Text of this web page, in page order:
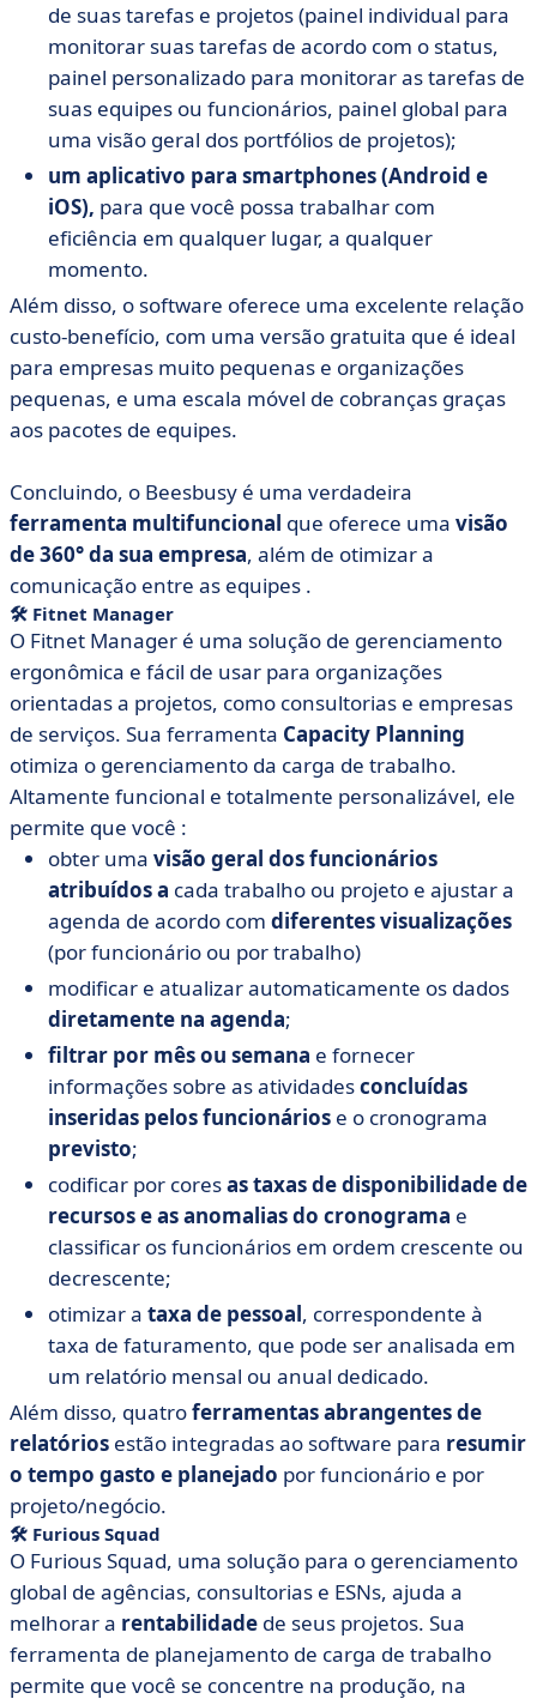
de suas tarefas e projetos (painel individual para
monitorar suas tarefas de acordo com o status,
painel personalizado para monitorar as tarefas de
suas equipes ou funcionários, painel global para
uma visão geral dos portfólios de projetos);
um aplicativo para smartphones (Android e
iOS), para que você possa trabalhar com
eficiência em qualquer lugar, a qualquer
momento.
Além disso, o software oferece uma excelente relação
custo-benefício, com uma versão gratuita que é ideal
para empresas muito pequenas e organizações
pequenas, e uma escala móvel de cobranças graças
aos pacotes de equipes.
Concluindo, o Beesbusy é uma verdadeira
ferramenta multifuncional que oferece uma visão
de 360° da sua empresa, além de otimizar a
comunicação entre as equipes .
🛠 Fitnet Manager
O Fitnet Manager é uma solução de gerenciamento
ergonômica e fácil de usar para organizações
orientadas a projetos, como consultorias e empresas
de serviços. Sua ferramenta Capacity Planning
otimiza o gerenciamento da carga de trabalho.
Altamente funcional e totalmente personalizável, ele
permite que você :
obter uma visão geral dos funcionários
atribuídos a cada trabalho ou projeto e ajustar a
agenda de acordo com diferentes visualizações
(por funcionário ou por trabalho)
modificar e atualizar automaticamente os dados
diretamente na agenda;
filtrar por mês ou semana e fornecer
informações sobre as atividadesconcluídas
inseridas pelos funcionários e o cronograma
previsto;
codificar por coresas taxas de disponibilidade de
recursos e as anomalias do cronograma e
classificar os funcionários em ordem crescente ou
decrescente;
otimizar a taxa de pessoal, correspondente à
taxa de faturamento, que pode ser analisada em
um relatório mensal ou anual dedicado.
Além disso, quatroferramentasabrangentes de
relatórios estão integradas ao software para resumir
o tempo gasto e planejado por funcionário e por
projeto/negócio.
🛠 Furious Squad
O Furious Squad, uma solução para o gerenciamento
global de agências, consultorias e ESNs, ajuda a
melhorar a rentabilidade de seus projetos. Sua
ferramenta de planejamento de carga de trabalho
permite que você se concentre na produção, na